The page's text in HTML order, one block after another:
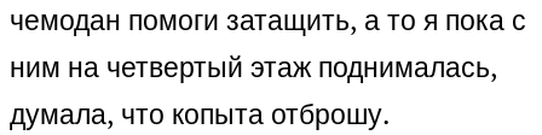
чемодан помоги затащить, а то я пока с
ним на четвертый этаж поднималась,
думала, что копыта отброшу.